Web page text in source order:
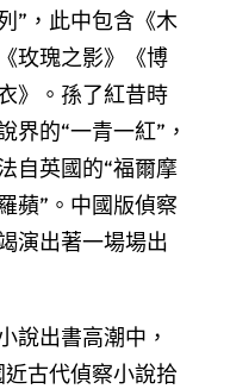
”，此中包含《木
玫瑰之影》《博
》。孫了紅昔時
界的“一青一紅”，
自英國的“福爾摩
蘋”。中國版偵察
演出著一場場出
說出書高潮中，
古代偵察小說拾